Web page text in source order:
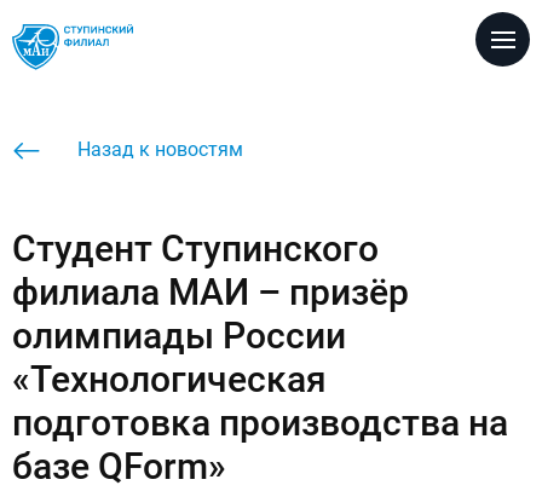
Кафедры
Версия для
слабовидящих
A A
A A A A
Настройка межбуквенных интервалов
Абв Абв Абв
Настройка вида шрифта
A A
Без изображеий / с изображениями
Назад к новостям
Студент Ступинского
филиала МАИ – призёр
олимпиады России
«Технологическая
подготовка производства на
базе QForm»